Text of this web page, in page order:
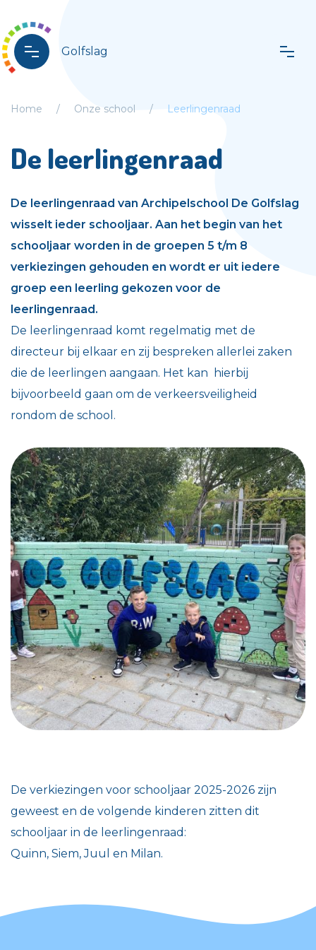
Golfslag
Home Onze school Leerlingenraad
De leerlingenraad
De leerlingenraad van Archipelschool De Golfslag
wisselt ieder schooljaar. Aan het begin van het
schooljaar worden in de groepen 5 t/m 8
verkiezingen gehouden en wordt er uit iedere
groep een leerling gekozen voor de
leerlingenraad.
De leerlingenraad komt regelmatig met de
directeur bij elkaar en zij bespreken allerlei zaken
die de leerlingen aangaan. Het kan hierbij
bijvoorbeeld gaan om de verkeersveiligheid
rondom de school.
De verkiezingen voor schooljaar 2025-2026 zijn
geweest en de volgende kinderen zitten dit
schooljaar in de leerlingenraad:
Quinn, Siem, Juul en Milan.